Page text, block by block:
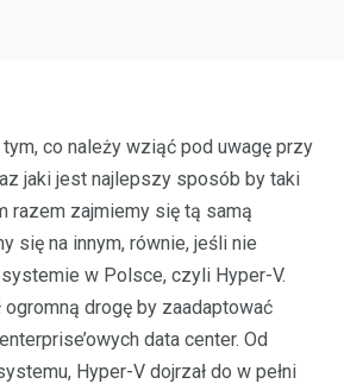
co należy wziąć pod uwagę przy
jaki jest najlepszy sposób by taki
razem zajmiemy się tą samą
się na innym, równie, jeśli nie
w Polsce, czyli Hyper-V.
drogę by zaadaptować
data center. Od
Hyper-V dojrzał do w pełni